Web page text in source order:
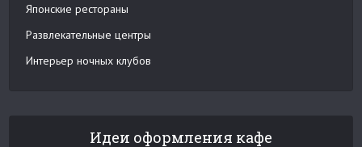
Японские рестораны
Развлекательные центры
Интерьер ночных клубов
Идеи оформления кафе